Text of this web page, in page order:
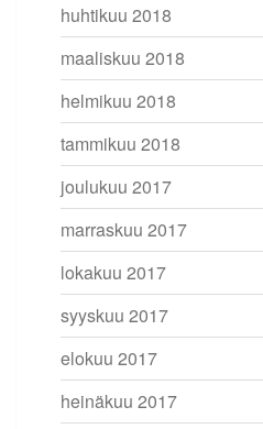
huhtikuu 2018
maaliskuu 2018
helmikuu 2018
tammikuu 2018
joulukuu 2017
marraskuu 2017
lokakuu 2017
syyskuu 2017
elokuu 2017
heinäkuu 2017